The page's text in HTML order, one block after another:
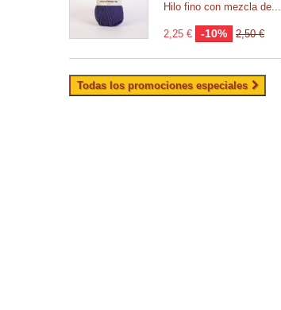
Hilo fino con mezcla de...
2,25 € -10% 2,50 €
Todas los promociones especiales